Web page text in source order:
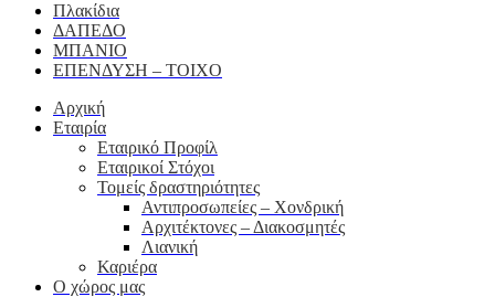
Πλακίδια
ΔΑΠΕΔΟ
ΜΠΑΝΙΟ
ΕΠΕΝΔΥΣΗ – ΤΟΙΧΟ
Αρχική
Εταιρία
Εταιρικό Προφίλ
Εταιρικοί Στόχοι
Τομείς δραστηριότητες
Αντιπροσωπείες – Xονδρική
Αρχιτέκτονες – Διακοσμητές
Λιανική
Καριέρα
Ο χώρος μας